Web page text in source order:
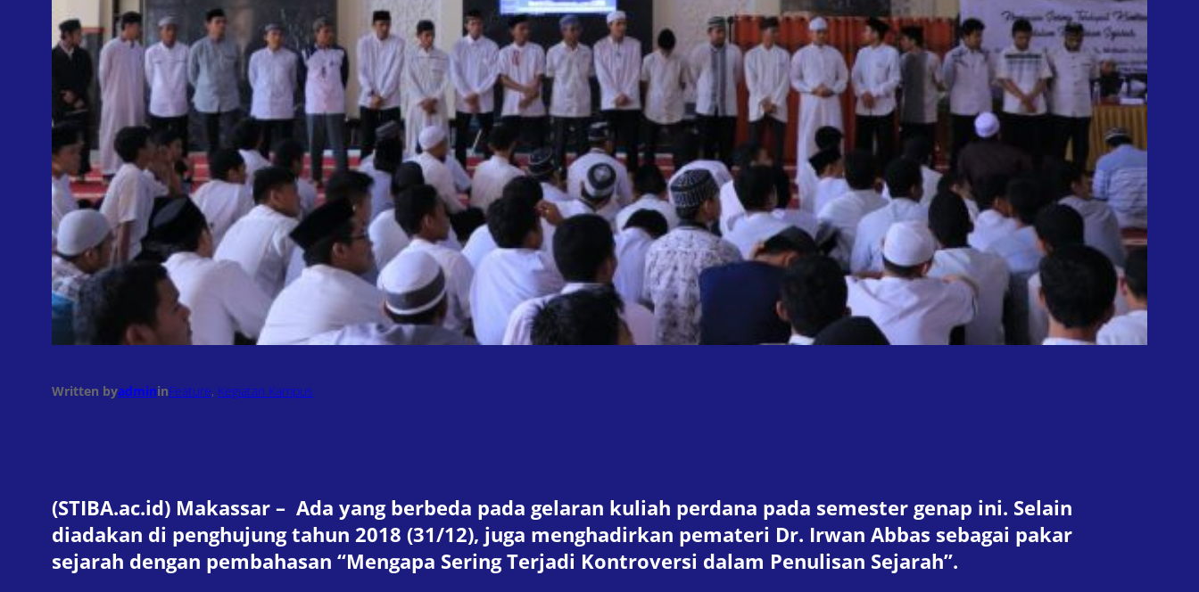
Written byadmininFeature, Kegiatan Kampus
(STIBA.ac.id) Makassar – Ada yang berbeda pada gelaran kuliah perdana pada semester genap ini. Selain
diadakan di penghujung tahun 2018 (31/12), juga menghadirkan pemateri Dr. Irwan Abbas sebagai pakar
sejarah dengan pembahasan “Mengapa Sering Terjadi Kontroversi dalam Penulisan Sejarah”.